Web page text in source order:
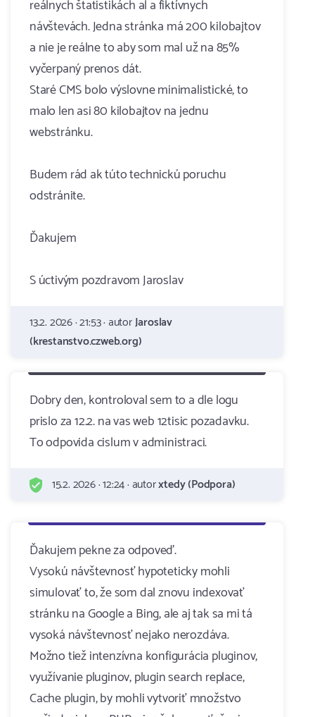
reálnych štatistikách al a fiktívnych
návštevách. Jedna stránka má 200 kilobajtov
a nie je reálne to aby som mal už na 85%
vyčerpaný prenos dát.
Staré CMS bolo výslovne minimalistické, to
malo len asi 80 kilobajtov na jednu
webstránku.
Budem rád ak túto technickú poruchu
odstránite.
Ďakujem
S úctivým pozdravom Jaroslav
13.2. 2026 · 21:53 · autorJaroslav
(krestanstvo.czweb.org)
Dobry den, kontroloval sem to a dle logu
prislo za 12.2. na vas web 12tisic pozadavku.
To odpovida cislum v administraci.
15.2. 2026 · 12:24 · autorxtedy (Podpora)
Ďakujem pekne za odpoveď.
Vysokú návštevnosť hypoteticky mohli
simulovať to, že som dal znovu indexovať
stránku na Google a Bing, ale aj tak sa mi tá
vysoká návštevnosť nejako nerozdáva.
Možno tiež intenzívna konfigurácia pluginov,
využívanie pluginov, plugin search replace,
Cache plugin, by mohli vytvoriť množstvo